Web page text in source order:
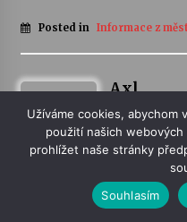
Posted in Informace z
Axl
Užíváme cookies, abychom
použití našich
prohlížet naše stránky
Souhlasím